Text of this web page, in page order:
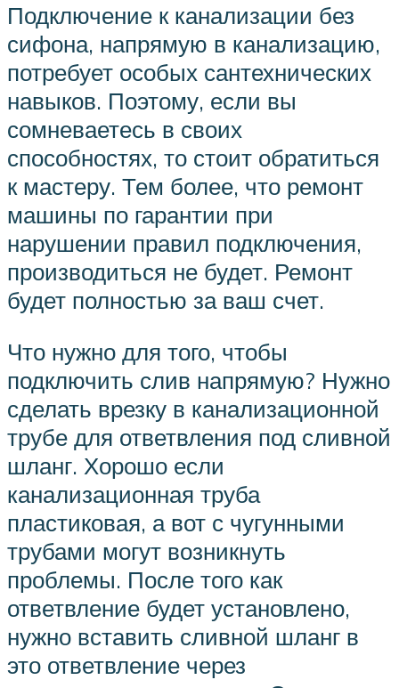
Подключение к канализации без
сифона, напрямую в канализацию,
потребует особых сантехнических
навыков. Поэтому, если вы
сомневаетесь в своих
способностях, то стоит обратиться
к мастеру. Тем более, что ремонт
машины по гарантии при
нарушении правил подключения,
производиться не будет. Ремонт
будет полностью за ваш счет.
Что нужно для того, чтобы
подключить слив напрямую? Нужно
сделать врезку в канализационной
трубе для ответвления под сливной
шланг. Хорошо если
канализационная труба
пластиковая, а вот с чугунными
трубами могут возникнуть
проблемы. После того как
ответвление будет установлено,
нужно вставить сливной шланг в
это ответвление через